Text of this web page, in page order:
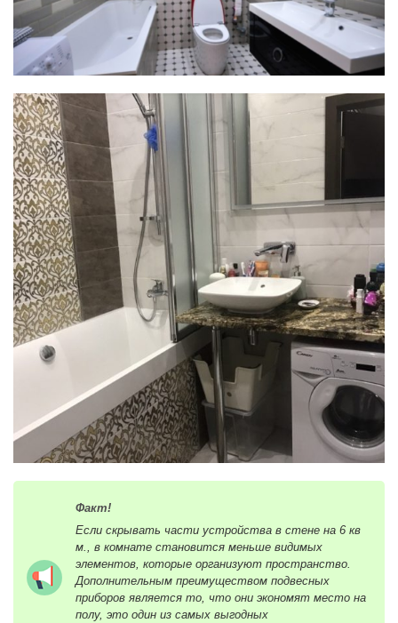
Факт!
Если скрывать части устройства в стене на 6 кв
м., в комнате становится меньше видимых
элементов, которые организуют пространство.
Дополнительным преимуществом подвесных
приборов является то, что они экономят место на
полу, это один из самых выгодных